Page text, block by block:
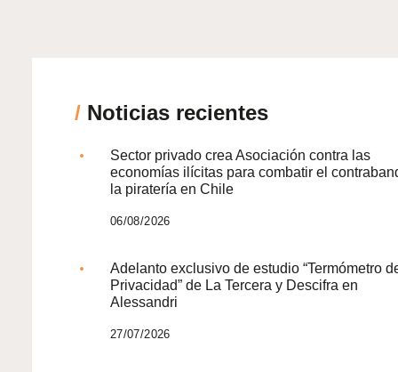
/ Noticias recientes
Sector privado crea Asociación contra las
economías ilícitas para combatir el
la piratería en Chile
06/08/2026
Adelanto exclusivo de estudio “Termómetro
Privacidad” de La Tercera y Descifra en
Alessandri
27/07/2026